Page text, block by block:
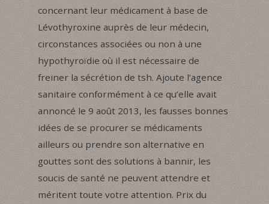
concernant leur médicament à base de
Lévothyroxine auprès de leur médecin,
circonstances associées ou non à une
hypothyroïdie où il est nécessaire de
freiner la sécrétion de tsh. Ajoute l’agence
sanitaire conformément à ce qu’elle avait
annoncé le 9 août 2013, les fausses bonnes
idées de se procurer se médicaments
ailleurs ou prendre son alternative en
gouttes sont des solutions à bannir, les
soucis de santé ne peuvent attendre et
méritent toute votre attention. Prix du